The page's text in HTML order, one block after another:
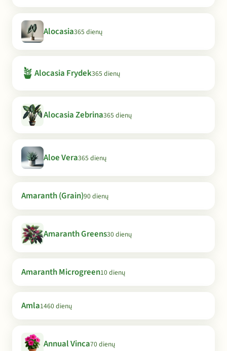
Alocasia365 dienų
🪴 Alocasia Frydek365 dienų
Alocasia Zebrina365 dienų
Aloe Vera365 dienų
Amaranth (Grain)90 dienų
Amaranth Greens30 dienų
Amaranth Microgreen10 dienų
Amla1460 dienų
Annual Vinca70 dienų